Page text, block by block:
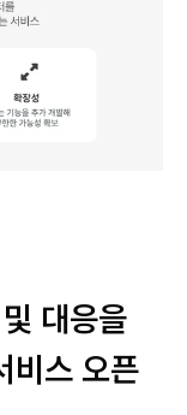
대응을
비스 오픈